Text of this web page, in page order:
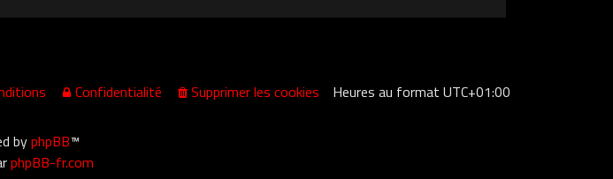
Heures au formatUTC+01:00
Supprimer les cookies
Confidentialité
byphpBB™
phpBB-fr.com